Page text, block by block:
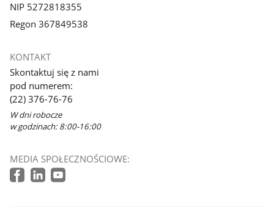
NIP 5272818355
Regon 367849538
KONTAKT
Skontaktuj się z nami
pod numerem:
(22) 376-76-76
W dni robocze
w godzinach: 8:00-16:00
MEDIA SPOŁECZNOŚCIOWE: